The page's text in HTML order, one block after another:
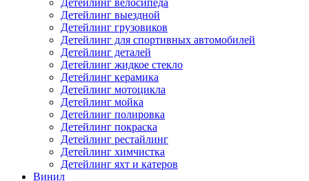
Детейлинг велосипеда
Детейлинг выездной
Детейлинг грузовиков
Детейлинг для спортивных автомобилей
Детейлинг деталей
Детейлинг жидкое стекло
Детейлинг керамика
Детейлинг мотоцикла
Детейлинг мойка
Детейлинг полировка
Детейлинг покраска
Детейлинг рестайлинг
Детейлинг химчистка
Детейлинг яхт и катеров
Винил